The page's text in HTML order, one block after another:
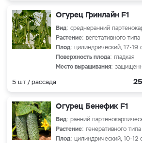
Огурец Гринлайн F1
Вид: среднеранний
Растение: вегетативного типа
Плод: цилиндрический, 17-19
Поверхность плода: гладкая
Место выращивания:
5 шт / рассада
Огурец Бенефик F1
Вид: ранний
Растение: генеративного типа
Плод: цилиндрический, 10-12